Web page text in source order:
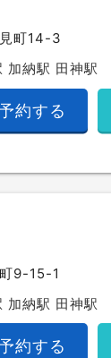
町14-3
加納駅 田神駅
約する
9-15-1
加納駅 田神駅
約する